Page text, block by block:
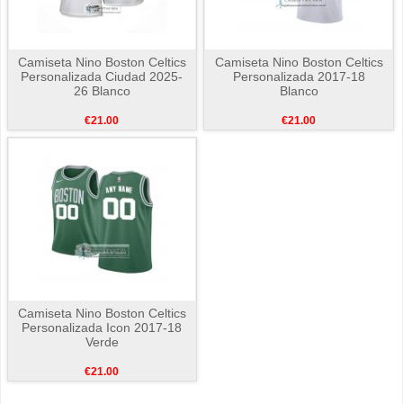
Camiseta Nino Boston Celtics
Personalizada Ciudad 2025-
26 Blanco
€21.00
Camiseta Nino Boston Celtics
Personalizada 2017-18
Blanco
€21.00
Camiseta Nino Boston Celtics
Personalizada Icon 2017-18
Verde
€21.00